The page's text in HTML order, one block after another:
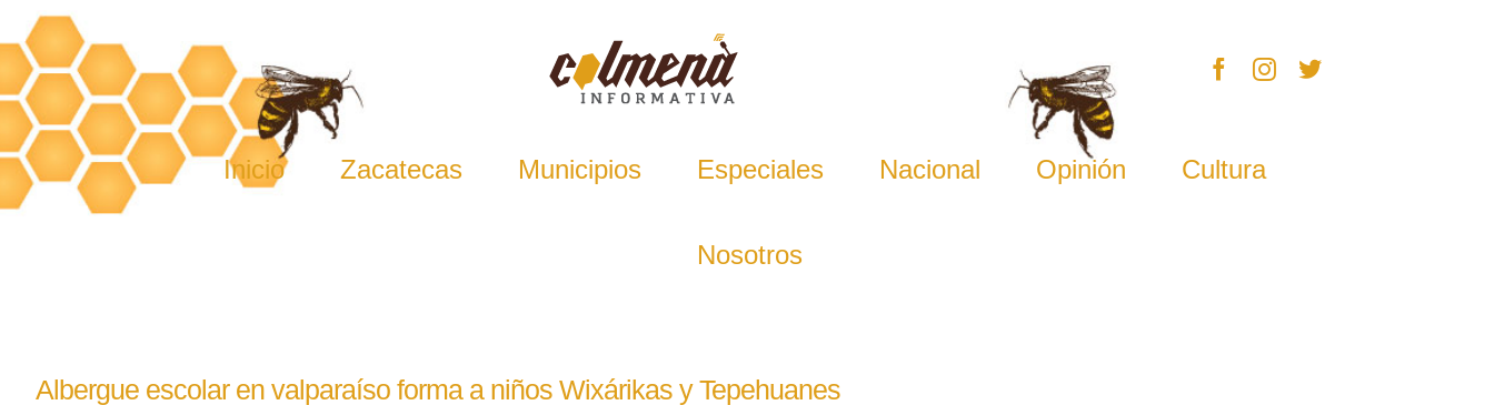
Skip
to
content
Inicio Zacatecas Municipios Especiales Nacional Opinión Cultura
Nosotros
Albergue escolar en valparaíso forma a niños Wixárikas y Tepehuanes